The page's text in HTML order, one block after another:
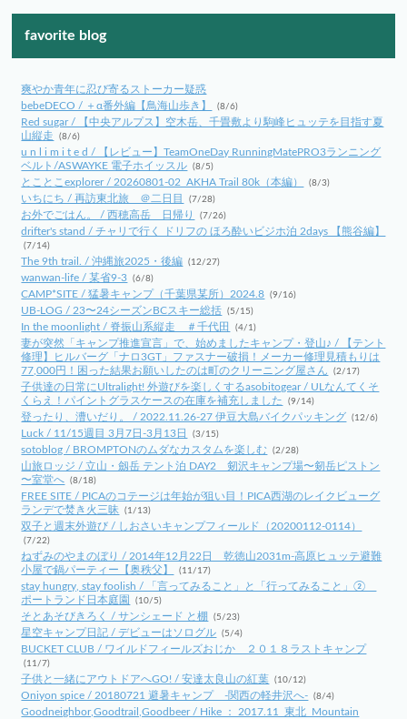
favorite blog
爽やか青年に忍び寄るストーカー疑惑
bebeDECO / ＋α番外編【鳥海山歩き】
(8/6)
Red sugar / 【中央アルプス】空木岳、千畳敷より駒峰ヒュッテを目指す夏
山縦走
(8/6)
u n l i m i t e d / 【レビュー】TeamOneDay RunningMatePRO3ランニング
ベルト/ASWAYKE 電子ホイッスル (8/5)
とことこexplorer / 20260801-02_AKHA Trail 80k（本編） (8/3)
いちにち / 再訪東北旅 ＠二日目 (7/28)
お外でごはん。 / 西穂高岳 日帰り (7/26)
drifter's stand / チャリで行く ドリフの ほろ酔いビジホ泊 2days 【熊谷編】
(7/14)
The 9th trail. / 沖縄旅2025・後編 (12/27)
wanwan-life / 某省9-3 (6/8)
CAMP*SITE / 猛暑キャンプ（千葉県某所）2024.8 (9/16)
UB-LOG / 23〜24シーズンBCスキー総括 (5/15)
In the moonlight / 脊振山系縦走 ＃千代田 (4/1)
妻が突然「キャンプ推進宣言」で、始めましたキャンプ・登山♪ / 【テント
修理】ヒルバーグ「ナロ3GT」ファスナー破損！メーカー修理見積もりは
77,000円！困った結果お願いしたのは町のクリーニング屋さん
(2/17)
子供達の日常にUltralight! 外遊びを楽しくするasobitogear / ULなんてくそ
くらえ！パイントグラスケースの在庫を補充しました
(9/14)
登ったり、漕いだり。 / 2022.11.26-27 伊豆大島バイクパッキング (12/6)
Luck / 11/15週目 3月7日-3月13日 (3/15)
sotoblog / BROMPTONのムダなカスタムを楽しむ (2/28)
山旅ロッジ / 立山・劔岳 テント泊 DAY2 剱沢キャンプ場〜剱岳ピストン
〜室堂へ (8/18)
FREE SITE / PICAのコテージは年始が狙い目！PICA西湖のレイクビューグ
ランデで焚き火三昧
(1/13)
双子と週末外遊び / しおさいキャンプフィールド（20200112-0114）
(7/22)
ねずみのやまのぼり / 2014年12月22日 乾徳山2031m-高原ヒュッテ避難
小屋で鍋パーティー【奥秩父】
(11/17)
stay hungry, stay foolish / 「言ってみること」と「行ってみること」②
ポートランド日本庭園
(10/5)
そとあそびきろく / サンシェード と棚 (5/23)
星空キャンプ日記 / デビューはソログル (5/4)
BUCKET CLUB / ワイルドフィールズおじか ２０１８ラストキャンプ
(11/7)
子供と一緒にアウトドアへGO! / 安達太良山の紅葉 (10/12)
Oniyon spice / 20180721 避暑キャンプ -関西の軽井沢へ- (8/4)
Goodneighbor,Goodtrail,Goodbeer / Hike ： 2017.11_東北_Mountain